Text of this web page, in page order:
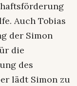
Auch Tobias
der Simon
die
des
lädt Simon zu